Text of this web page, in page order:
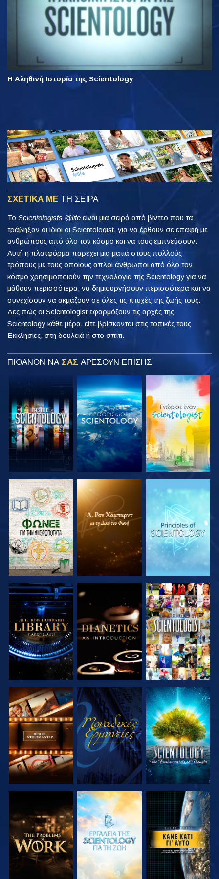
Η Αληθινή Ιστορία της Scientology
ΣΧΕΤΙΚΑ ΜΕ ΤΗ ΣΕΙΡΑ
Το Scientologists @life είναι μια σειρά από βίντεο που τα
τράβηξαν οι ίδιοι οι Scientologist, για να έρθουν σε επαφή με
ανθρώπους από όλο τον κόσμο και να τους εμπνεύσουν.
Αυτή η πλατφόρμα παρέχει μια ματιά στους πολλούς
τρόπους με τους οποίους απλοί άνθρωποι από όλο τον
κόσμο χρησιμοποιούν την τεχνολογία της Scientology για να
μάθουν περισσότερα, να δημιουργήσουν περισσότερα και να
συνεχίσουν να ακμάζουν σε όλες τις πτυχές της ζωής τους.
Δες πώς οι Scientologist εφαρμόζουν τις αρχές της
Scientology κάθε μέρα, είτε βρίσκονται στις τοπικές τους
Εκκλησίες, στη δουλειά ή στο σπίτι.
ΠΙΘΑΝΟΝ ΝΑ ΣΑΣ ΑΡΕΣΟΥΝ ΕΠΙΣΗΣ
ΕΞΕΡΕΥΝΗΣΤΕ
ΤΗ ΣΕΙΡΑ
ΕΞΕΡΕΥΝΗΣΤΕ
ΤΗ ΣΕΙΡΑ
ΕΞΕΡΕΥΝΗΣΤΕ
ΤΗ ΣΕΙΡΑ
ΕΞΕΡΕΥΝΗΣΤΕ
ΤΗ ΣΕΙΡΑ
ΕΞΕΡΕΥΝΗΣΤΕ
ΤΗ ΣΕΙΡΑ
ΠΑΡΑΚΟΛΟΥΘΗΣΤΕ
ΕΞΕΡΕΥΝΗΣΤΕ
ΤΗ ΣΕΙΡΑ
ΠΑΡΑΚΟΛΟΥΘΗΣΤΕ
ΕΞΕΡΕΥΝΗΣΤΕ
ΤΗ ΣΕΙΡΑ
ΕΞΕΡΕΥΝΗΣΤΕ
ΤΗ ΣΕΙΡΑ
ΕΞΕΡΕΥΝΗΣΤΕ
ΤΗ ΣΕΙΡΑ
ΠΑΡΑΚΟΛΟΥΘΗΣΤΕ